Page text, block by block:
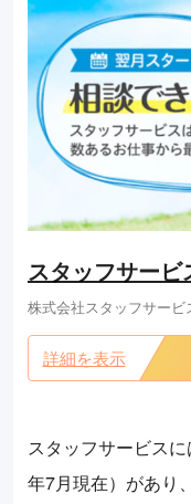
スタッフサービ
株式会社スタッフサービ
詳細を表示
スタッフサービス
年7月現在）があり